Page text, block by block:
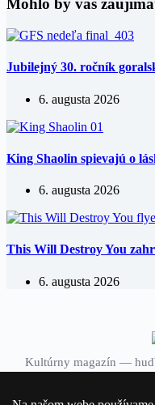
Mohlo by vás
Jubilejný 30. ročník
6. augusta 2026
King Shaolin spievajú o
6. augusta 2026
This Will Destroy You
6. augusta 2026
Kultúrny magazín —